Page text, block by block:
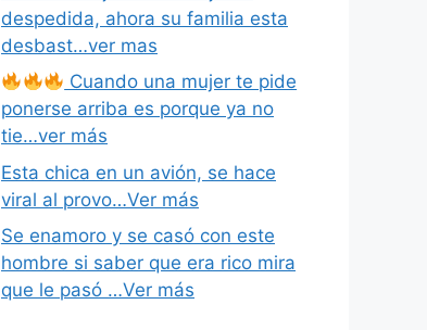
despedida, ahora su familia esta
desbast…ver mas
Cuando una mujer te pide
ponerse arriba es porque ya no
tie…ver más
Esta chica en un avión, se hace
viral al provo…Ver más
Se enamoro y se casó con este
hombre si saber que era rico mira
que le pasó …Ver más